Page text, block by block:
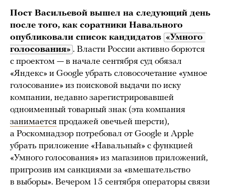
Пост Васильевой вышел на следующий день
после того, как соратники Навального
опубликовали список кандидатов «Умного
голосования» . Власти России активно борются
с проектом — в начале сентября суд обязал
«Яндекс» и Google убрать словосочетание «умное
голосование» из поисковой выдачи по иску
компании, недавно зарегистрировавшей
одноименный товарный знак (эта компания
занимается продажей овечьей шерсти),
а Роскомнадзор потребовал от Google и Apple
убрать приложение «Навальный» с функцией
«Умного голосования» из магазинов приложений,
пригрозив им санкциями за «вмешательство
в выборы». Вечером 15 сентября операторы связи